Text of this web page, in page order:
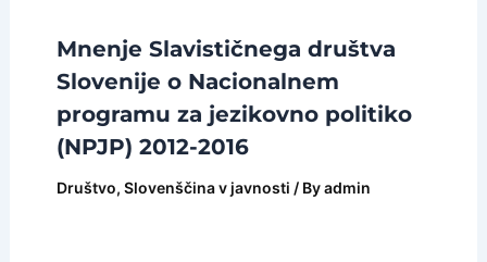
Mnenje Slavističnega društva
Slovenije o Nacionalnem
programu za jezikovno politiko
(NPJP) 2012-2016
Društvo, Slovenščina v javnosti / Byadmin